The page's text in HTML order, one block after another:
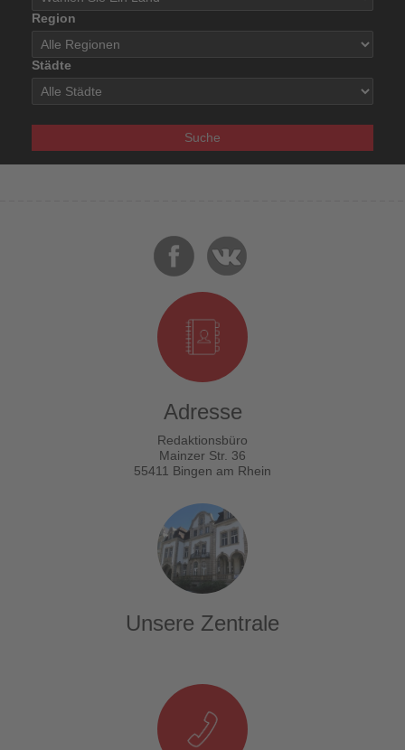
Region
Städte
Suche
Adresse
Redaktionsbüro
Mainzer Str. 36
55411 Bingen am Rhein
Unsere Zentrale